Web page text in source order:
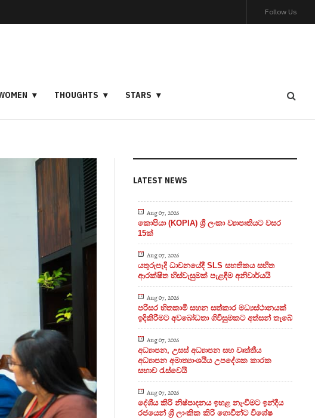
Follow Us
THOUGHTS STARS
LATEST NEWS
Aug 07, 2026
කොපියා (KOPIA) ශ්‍රී ලංකා ව්‍යාපෘතියට වසර
15ක්
Aug 07, 2026
යතුරුපැදි ධාවනයේදී SLS සහතිකය සහිත
ආරක්ෂිත හිස්වැසුමක් පැළඳීම අනිවාර්යයි
Aug 07, 2026
පරිසර හිතකාමී සහන සත්කාර මධ්‍යස්ථානයක්
ඉදිකිරීමට අවබෝධතා ගිවිසුමකට අත්සන් තැබේ
Aug 07, 2026
අධ්‍යාපන, උසස් අධ්‍යාපන සහ වෘත්තීය
අධ්‍යාපන අමාත්‍යාංශයීය උපදේශක කාරක
සභාව රැස්වෙයි
Aug 07, 2026
දේශීය කිරි නිෂ්පාදනය ඉහළ නැංවීමට ඉන්දීය
රජයෙන් ශ්‍රී ලාංකික කිරි ගොවීන්ට විශේෂ